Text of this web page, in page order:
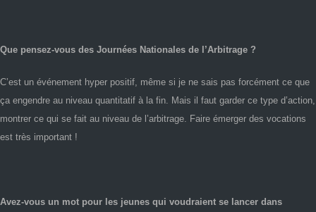
Que pensez-vous des Journées Nationales de l’Arbitrage ?
C’est un événement hyper positif, même si je ne sais pas forcément ce que
ça engendre au niveau quantitatif à la fin. Mais il faut garder ce type d’action,
montrer ce qui se fait au niveau de l’arbitrage. Faire émerger des vocations
est très important !
Avez-vous un mot pour les jeunes qui voudraient se lancer dans